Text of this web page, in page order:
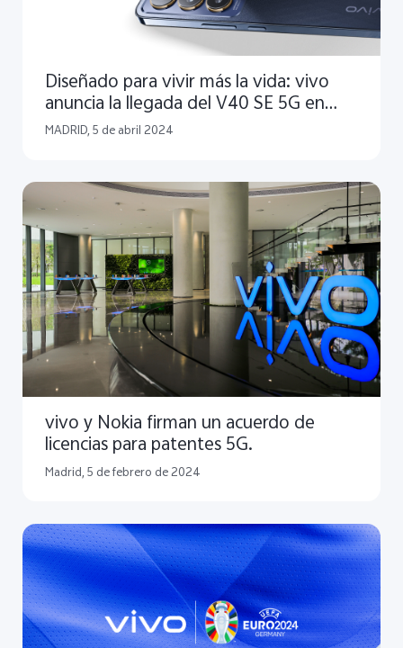
Diseñado para vivir más la vida: vivo
anuncia la llegada del V40 SE 5G en
España
MADRID, 5 de abril 2024
vivo y Nokia firman un acuerdo de
licencias para patentes 5G.
Madrid, 5 de febrero de 2024